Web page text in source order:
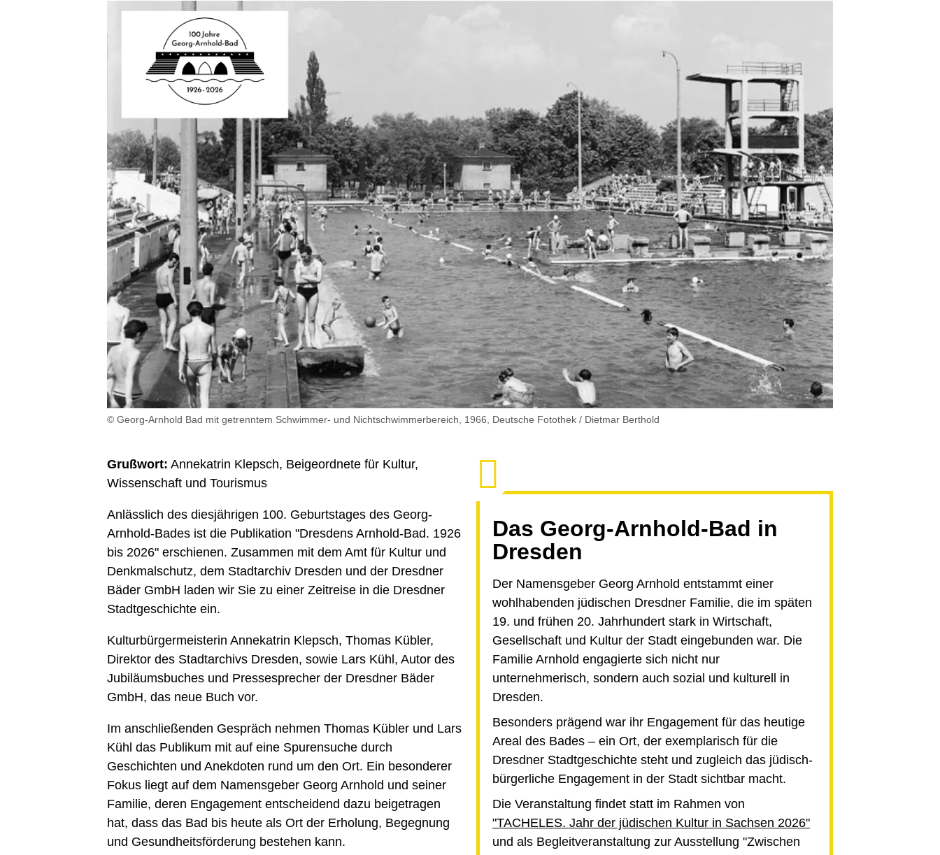
© Georg-Arnhold Bad mit getrenntem Schwimmer- und Nichtschwimmerbereich, 1966, Deutsche Fotothek / Dietmar Berthold
Das Georg-Arnhold-Bad in
Dresden
Der Namensgeber Georg Arnhold entstammt einer
wohlhabenden jüdischen Dresdner Familie, die im späten
19. und frühen 20. Jahrhundert stark in Wirtschaft,
Gesellschaft und Kultur der Stadt eingebunden war. Die
Familie Arnhold engagierte sich nicht nur
unternehmerisch, sondern auch sozial und kulturell in
Dresden.
Besonders prägend war ihr Engagement für das heutige
Areal des Bades – ein Ort, der exemplarisch für die
Dresdner Stadtgeschichte steht und zugleich das jüdisch-
bürgerliche Engagement in der Stadt sichtbar macht.
Die Veranstaltung findet statt im Rahmen von
"TACHELES. Jahr der jüdischen Kultur in Sachsen 2026"
und als Begleitveranstaltung zur Ausstellung "Zwischen
Grußwort: Annekatrin Klepsch, Beigeordnete für Kultur,
Wissenschaft und Tourismus
Anlässlich des diesjährigen 100. Geburtstages des Georg-
Arnhold-Bades ist die Publikation "Dresdens Arnhold-Bad. 1926
bis 2026" erschienen. Zusammen mit dem Amt für Kultur und
Denkmalschutz, dem Stadtarchiv Dresden und der Dresdner
Bäder GmbH laden wir Sie zu einer Zeitreise in die Dresdner
Stadtgeschichte ein.
Kulturbürgermeisterin Annekatrin Klepsch, Thomas Kübler,
Direktor des Stadtarchivs Dresden, sowie Lars Kühl, Autor des
Jubiläumsbuches und Pressesprecher der Dresdner Bäder
GmbH, das neue Buch vor.
Im anschließenden Gespräch nehmen Thomas Kübler und Lars
Kühl das Publikum mit auf eine Spurensuche durch
Geschichten und Anekdoten rund um den Ort. Ein besonderer
Fokus liegt auf dem Namensgeber Georg Arnhold und seiner
Familie, deren Engagement entscheidend dazu beigetragen
hat, dass das Bad bis heute als Ort der Erholung, Begegnung
und Gesundheitsförderung bestehen kann.